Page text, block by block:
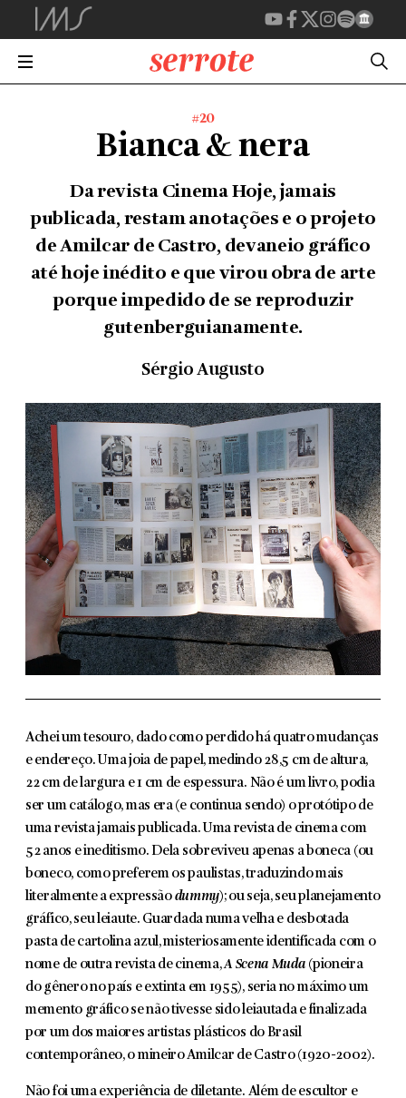
#20
Bianca & nera
Da revista Cinema Hoje, jamais
publicada, restam anotações e o projeto
de Amilcar de Castro, devaneio gráfico
até hoje inédito e que virou obra de arte
porque impedido de se reproduzir
gutenberguianamente.
Sérgio Augusto
Achei um tesouro, dado como perdido há quatro mudanças
e endereço. Uma joia de papel, medindo 28,5 cm de altura,
22 cm de largura e 1 cm de espessura. Não é um livro, podia
ser um catálogo, mas era (e continua sendo) o protótipo de
uma revista jamais publicada. Uma revista de cinema com
52 anos e ineditismo. Dela sobreviveu apenas a boneca (ou
boneco, como preferem os paulistas, traduzindo mais
literalmente a expressão dummy); ou seja, seu planejamento
gráfico, seu leiaute. Guardada numa velha e desbotada
pasta de cartolina azul, misteriosamente identificada com o
nome de outra re­vista de cinema,A Scena Muda (pioneira
do gênero no país e extinta em 1955), seria no máximo um
memento gráfico se não tivesse sido leiautada e finalizada
por um dos maiores ar­tistas plásticos do Brasil
contemporâneo, o mineiro Amilcar de Castro (1920-2002).
Não foi uma experiência de diletante. Além de escultor e